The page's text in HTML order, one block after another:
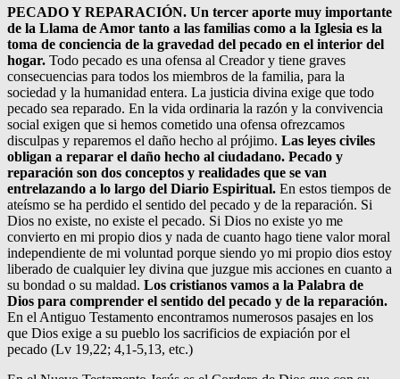
PECADO Y REPARACIÓN. Un tercer aporte muy importante
de la Llama de Amor tanto a las familias como a la Iglesia es la
toma de conciencia de la gravedad del pecado en el interior del
hogar. Todo pecado es una ofensa al Creador y tiene graves
consecuencias para todos los miembros de la familia, para la
sociedad y la humanidad entera. La justicia divina exige que todo
pecado sea reparado. En la vida ordinaria la razón y la convivencia
social exigen que si hemos cometido una ofensa ofrezcamos
disculpas y reparemos el daño hecho al prójimo. Las leyes civiles
obligan a reparar el daño hecho al ciudadano. Pecado y
reparación son dos conceptos y realidades que se van
entrelazando a lo largo del Diario Espiritual. En estos tiempos de
ateísmo se ha perdido el sentido del pecado y de la reparación. Si
Dios no existe, no existe el pecado. Si Dios no existe yo me
convierto en mi propio dios y nada de cuanto hago tiene valor moral
independiente de mi voluntad porque siendo yo mi propio dios estoy
liberado de cualquier ley divina que juzgue mis acciones en cuanto a
su bondad o su maldad. Los cristianos vamos a la Palabra de
Dios para comprender el sentido del pecado y de la reparación.
En el Antiguo Testamento encontramos numerosos pasajes en los
que Dios exige a su pueblo los sacrificios de expiación por el
pecado (Lv 19,22; 4,1-5,13, etc.)